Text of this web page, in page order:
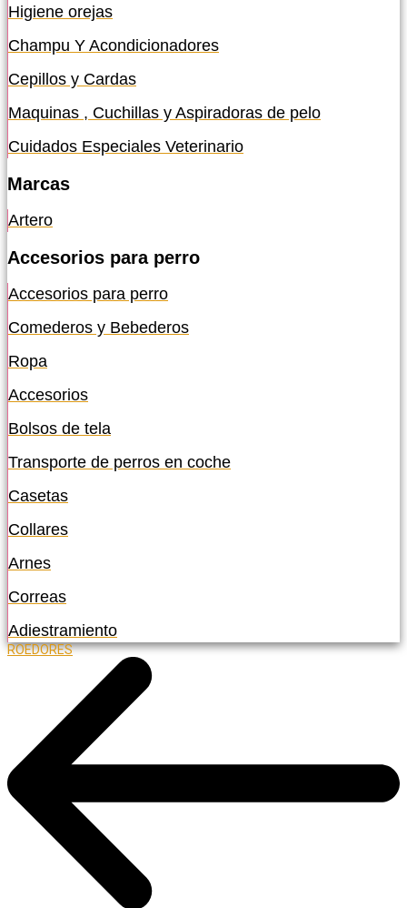
Higiene orejas
Champu Y Acondicionadores
Cepillos y Cardas
Maquinas , Cuchillas y Aspiradoras de pelo
Cuidados Especiales Veterinario
Marcas
Artero
Accesorios para perro
Accesorios para perro
Comederos y Bebederos
Ropa
Accesorios
Bolsos de tela
Transporte de perros en coche
Casetas
Collares
Arnes
Correas
Adiestramiento
ROEDORES